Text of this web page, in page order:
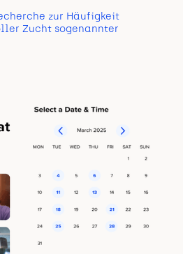
zur Häufigkeit
Zucht sogenannter